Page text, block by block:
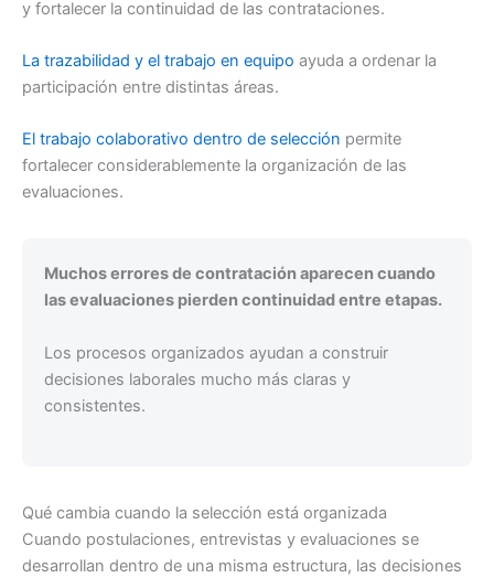
y fortalecer la continuidad de las contrataciones.
La trazabilidad y el trabajo en equipo ayuda a ordenar la
participación entre distintas áreas.
El trabajo colaborativo dentro de selección permite
fortalecer considerablemente la organización de las
evaluaciones.
Muchos errores de contratación aparecen cuando
las evaluaciones pierden continuidad entre etapas.
Los procesos organizados ayudan a construir
decisiones laborales mucho más claras y
consistentes.
Qué cambia cuando la selección está organizada
Cuando postulaciones, entrevistas y evaluaciones se
desarrollan dentro de una misma estructura, las decisiones